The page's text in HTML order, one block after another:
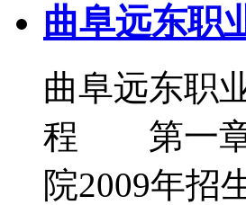
曲阜远东职
曲阜远东职
程 第一章
院2009年招